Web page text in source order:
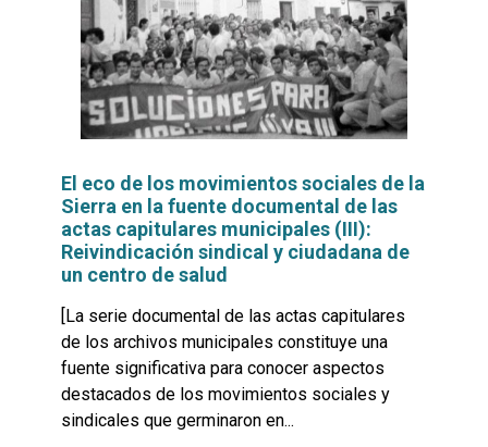
El eco de los movimientos sociales de la
Sierra en la fuente documental de las
actas capitulares municipales (III):
Reivindicación sindical y ciudadana de
un centro de salud
[La serie documental de las actas capitulares
de los archivos municipales constituye una
fuente significativa para conocer aspectos
destacados de los movimientos sociales y
sindicales que germinaron en...